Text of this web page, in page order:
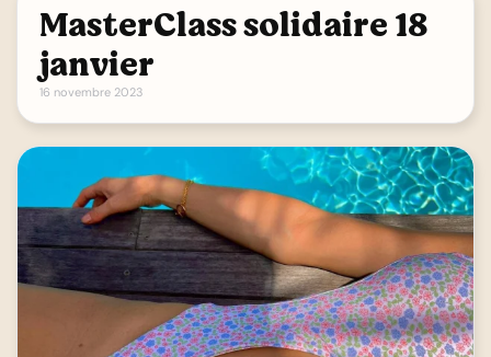
MasterClass solidaire 18
janvier
16 novembre 2023